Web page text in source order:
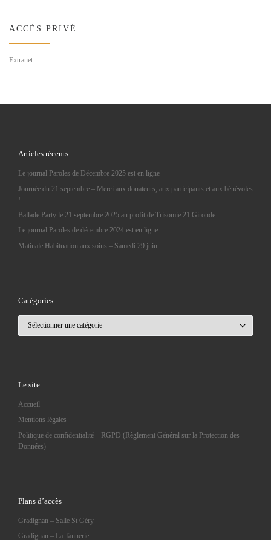
ACCÈS PRIVÉ
Extranet
Articles récents
Le journal Paroles de Décembre 2025 est en ligne
Journée du 21 septembre – Merci aux donateurs, aux participants et aux bénévoles
!
Ballade Party le 21 septembre 2025 au profit de Trisomie 21 Gironde
Le journal Paroles de décembre 2024 est en ligne
Matinale Habituation aux soins – Samedi 29 juin
Catégories
Le site
Accueil
Mentions légales
Politique de confidentialité – RGPD (Règlement Général sur la Protection des
Données)
Plans d’accès
Gradignan – Salle St Géry
Gradignan – La Tannerie